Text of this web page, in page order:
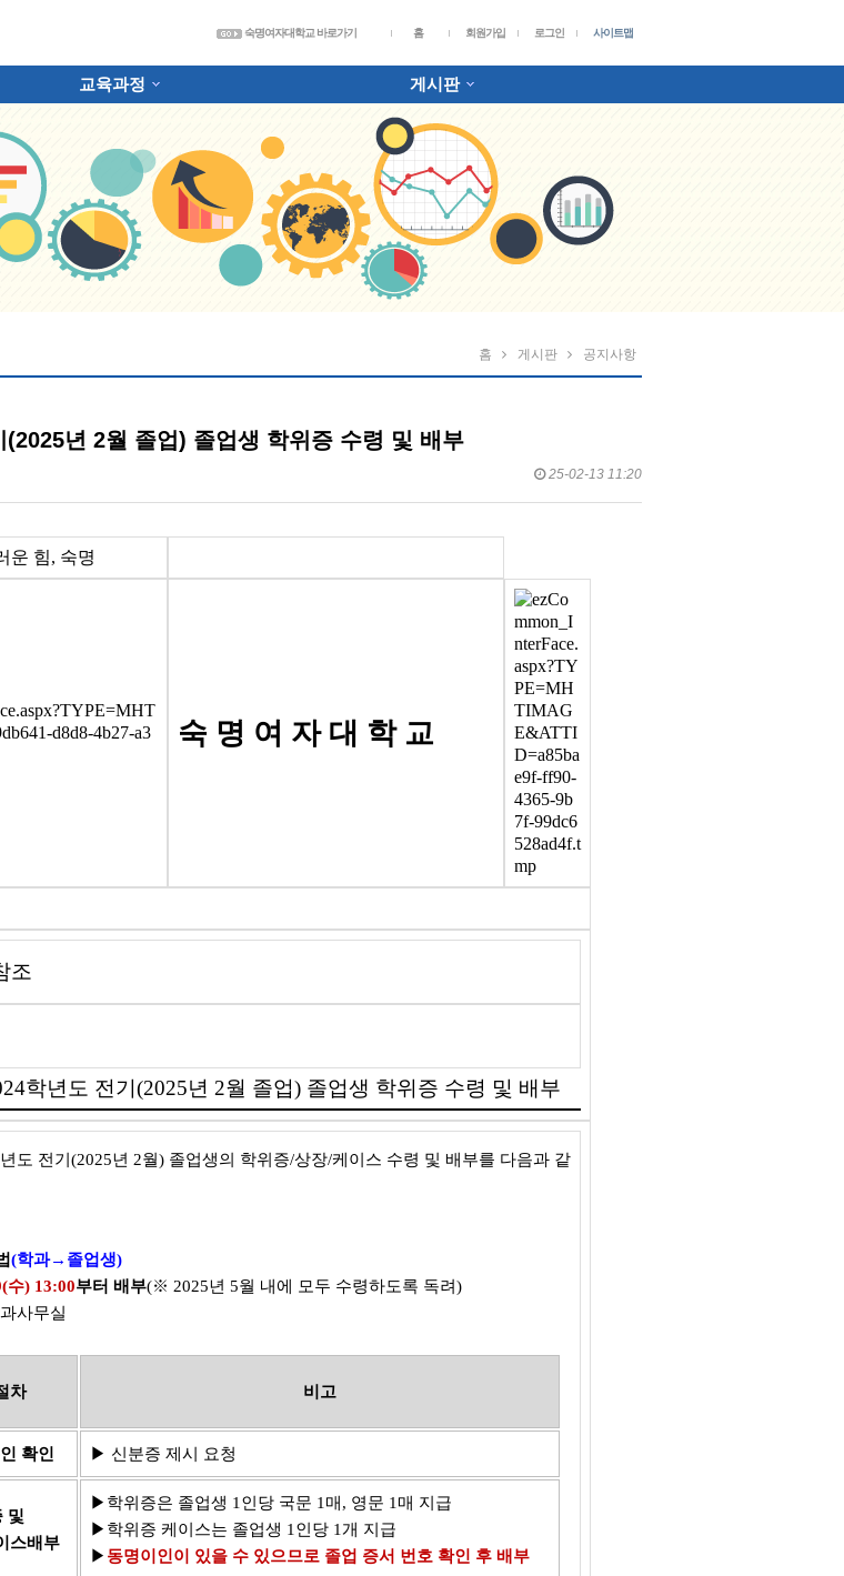
숙명여자대학교 바로가기 홈 회원가입 로그인 사이트맵
교육과정 게시판
홈 게시판 공지사항
년 2월 졸업) 졸업생 학위증 수령 및 배부
25-02-13 11:20
운 힘, 숙명
숙 명 여 자 대 학 교
조
학년도 전기(2025년 2월 졸업) 졸업생 학위증 수령 및 배부
도 전기 (2025년 2월) 졸업생의 학위증/상장/케이스 수령 및 배부를 다음과 같
(학과→졸업생)
수) 13:00부터 배부(※ 2025년 5월 내에 모두 수령하도록 독려)
사무실
차 비고
확인 ▶ 신분증 제시 요청
및
스배부
▶ 학위증은 졸업생 1인당 국문 1매, 영문 1매 지급
▶ 학위증 케이스는 졸업생 1인당 1개 지급
▶ 동명이인이 있을 수 있으므로 졸업 증서 번호 확인 후 배부